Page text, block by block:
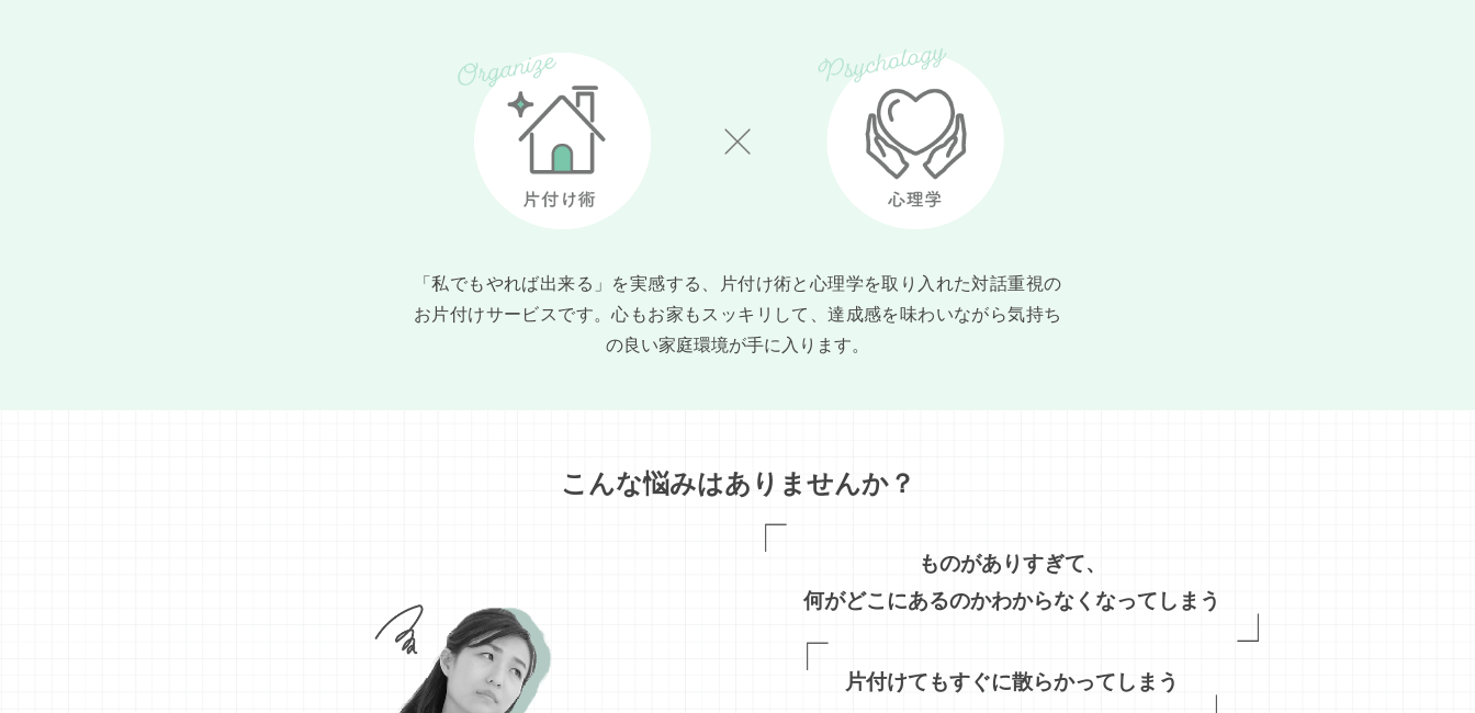
「私でもやれば出来る」を実感する、片付け術と心理学を取り入れた対話重視の
お片付けサービスです。心もお家もスッキリして、達成感を味わいながら気持ち
の良い家庭環境が手に入ります。
こんな悩みはありませんか？
ものがありすぎて、
何がどこにあるのかわからなくなってしまう
片付けてもすぐに散らかってしまう